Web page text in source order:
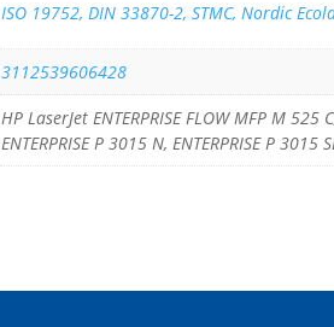
ISO 19752, DIN 33870-2, STMC, Nordic
3112539606428
HP LaserJet ENTERPRISE FLOW MFP M 525
ENTERPRISE P 3015 N, ENTERPRISE P 3015